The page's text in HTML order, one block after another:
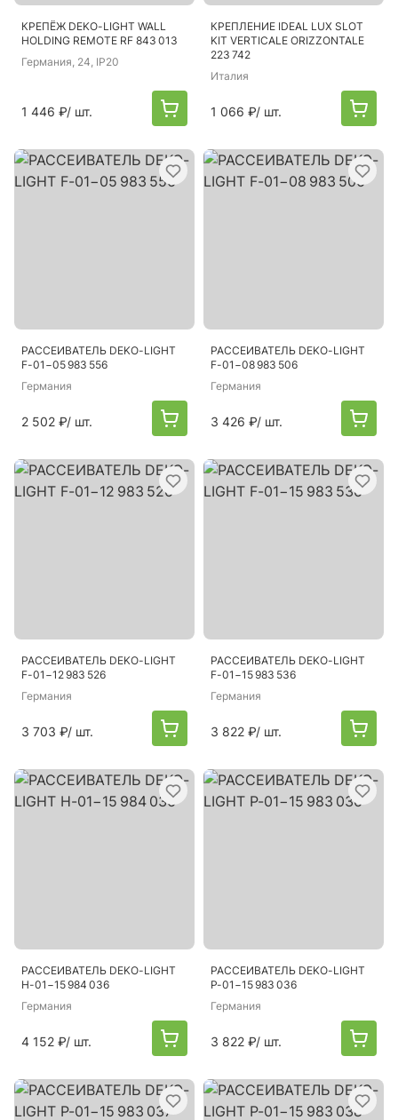
КРЕПЁЖ DEKO-LIGHT WALL
HOLDING REMOTE RF 843 013
Германия, 24, IP20
1 446 ₽/ шт.
КРЕПЛЕНИЕ IDEAL LUX SLOT
KIT VERTICALE ORIZZONTALE
223 742
Италия
1 066 ₽/ шт.
РАССЕИВАТЕЛЬ DEKO-LIGHT
F-01−05 983 556
Германия
2 502 ₽/ шт.
РАССЕИВАТЕЛЬ DEKO-LIGHT
F-01−08 983 506
Германия
3 426 ₽/ шт.
РАССЕИВАТЕЛЬ DEKO-LIGHT
F-01−12 983 526
Германия
3 703 ₽/ шт.
РАССЕИВАТЕЛЬ DEKO-LIGHT
F-01−15 983 536
Германия
3 822 ₽/ шт.
РАССЕИВАТЕЛЬ DEKO-LIGHT
H-01−15 984 036
Германия
4 152 ₽/ шт.
РАССЕИВАТЕЛЬ DEKO-LIGHT
P-01−15 983 036
Германия
3 822 ₽/ шт.